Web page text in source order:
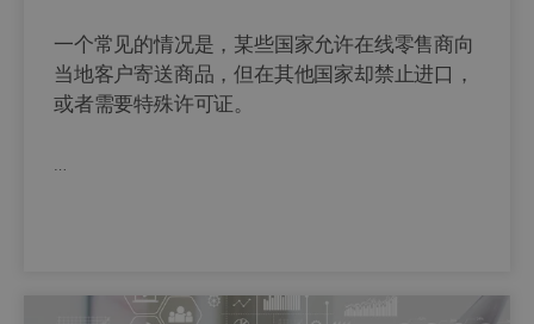
一个常见的情况是，某些国家允许在线零售商向
当地客户寄送商品，但在其他国家却禁止进口，
或者需要特殊许可证。
…